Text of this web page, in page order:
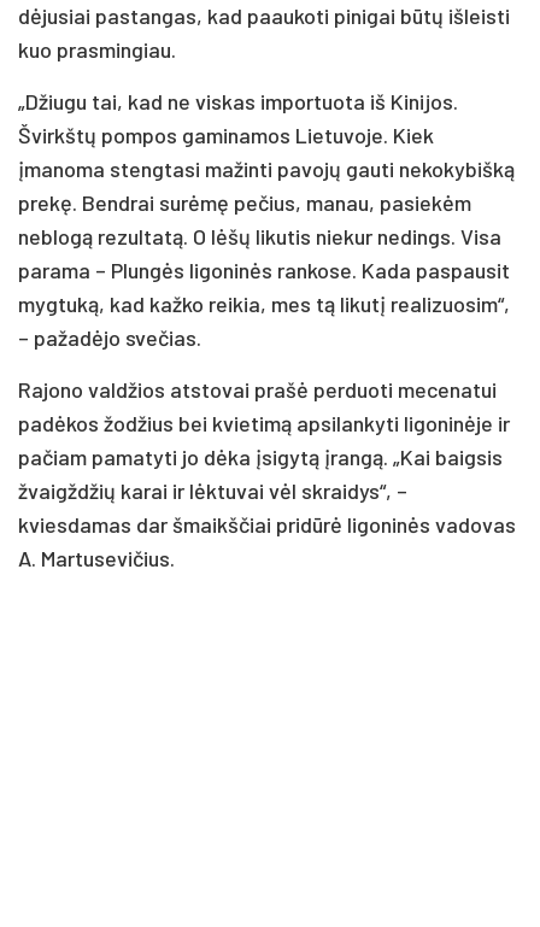
dėjusiai pastangas, kad paaukoti pinigai būtų išleisti
kuo prasmingiau.
„Džiugu tai, kad ne viskas importuota iš Kinijos.
Švirkštų pompos gaminamos Lietuvoje. Kiek
įmanoma stengtasi mažinti pavojų gauti nekokybišką
prekę. Bendrai surėmę pečius, manau, pasiekėm
neblogą rezultatą. O lėšų likutis niekur nedings. Visa
parama – Plungės ligoninės rankose. Kada paspausit
mygtuką, kad kažko reikia, mes tą likutį realizuosim“,
– pažadėjo svečias.
Rajono valdžios atstovai prašė perduoti mecenatui
padėkos žodžius bei kvietimą apsilankyti ligoninėje ir
pačiam pamatyti jo dėka įsigytą įrangą. „Kai baigsis
žvaigždžių karai ir lėktuvai vėl skraidys“, –
kviesdamas dar šmaikščiai pridūrė ligoninės vadovas
A. Martusevičius.